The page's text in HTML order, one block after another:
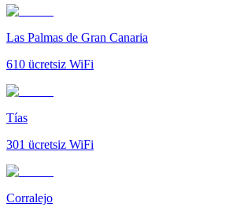
Las Palmas de Gran Canaria
610 ücretsiz WiFi
Tías
301 ücretsiz WiFi
Corralejo